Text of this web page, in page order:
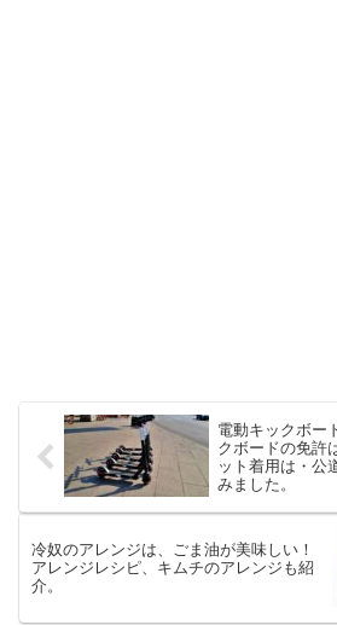
電動キックボー
クボードの免許
ット着用は・公
みました。
冷奴のアレンジは、ごま油が美味しい！
アレンジレシピ、キムチのアレンジも紹
介。